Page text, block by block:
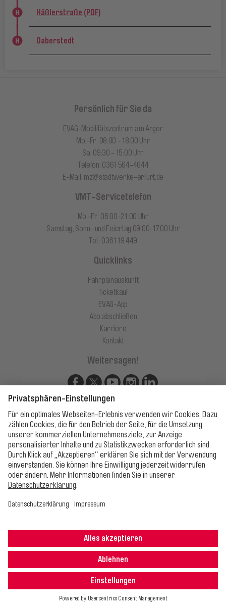
Häßlerstraße (PDF)
Daberstedt
Persönlich für Sie da
EVAG-Mobilitätszentrum am Anger
Mo.-Fr. 08:00 - 18:00 Uhr
Sa. 09:30 - 15:00 Uhr
Telefon: 0361 564-4644
E-Mail: mz@stadtwerke-erfurt.de
VMT-Servicetelefon
Mo.-Fr. 06:00-21:00 Uhr
Samstag, Sonn- und Feiertag 09:00-17:00 Uhr
Tel.: 0361 19 449
Quicklinks
Fahrplanauskunft
Ticketkauf
EVAG-App
Abo abschließen
Karriere
Kontakt
Weitersagen!
AGB Cookie-Einstellungen
Barrierefreiheit
Alle Rechte vorbehalten. © 2025 Erfurter Verkehrsbetriebe AG